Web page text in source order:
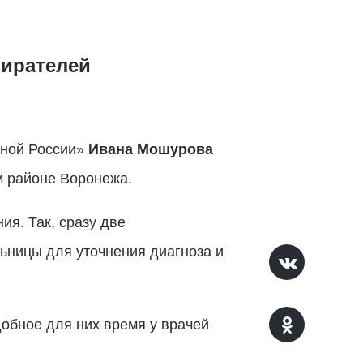
России» Ивана Мошурова
районе Воронежа.
Так, сразу две
для уточнения диагноза и
для них время у врачей